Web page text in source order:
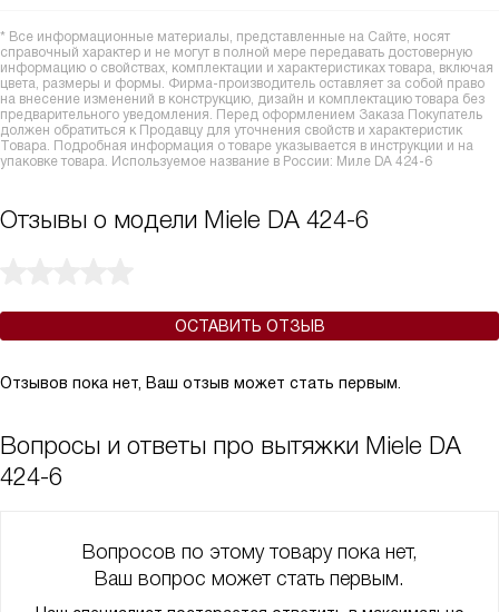
* Все информационные материалы, представленные на Сайте, носят
справочный характер и не могут в полной мере передавать достоверную
информацию о свойствах, комплектации и характеристиках товара, включая
цвета, размеры и формы. Фирма-производитель оставляет за собой право
на внесение изменений в конструкцию, дизайн и комплектацию товара без
предварительного уведомления. Перед оформлением Заказа Покупатель
должен обратиться к Продавцу для уточнения свойств и характеристик
Товара. Подробная информация о товаре указывается в инструкции и на
упаковке товара. Используемое название в России: Миле DA 424-6
Отзывы о модели Miele DA 424-6
ОСТАВИТЬ ОТЗЫВ
Отзывов пока нет, Ваш отзыв может стать первым.
Вопросы и ответы про вытяжки Miele DA
424-6
Вопросов по этому товару пока нет,
Ваш вопрос может стать первым.